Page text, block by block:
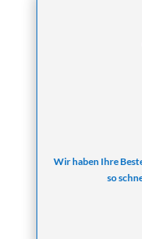
Wir haben Ihre
so